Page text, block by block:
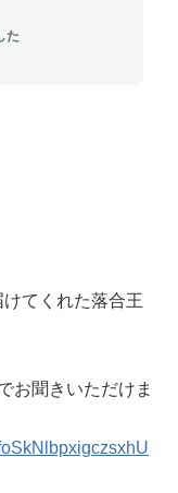
た
てくれた落合王
お聞きいただけま